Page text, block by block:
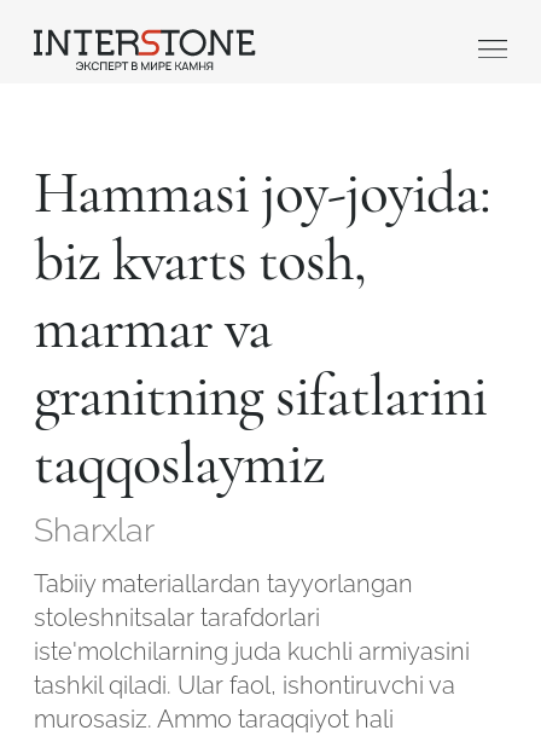
Hammasi joy-joyida:
biz kvarts tosh,
marmar va
granitning sifatlarini
taqqoslaymiz
Sharxlar
Tabiiy materiallardan tayyorlangan
stoleshnitsalar tarafdorlari
iste'molchilarning juda kuchli armiyasini
tashkil qiladi. Ular faol, ishontiruvchi va
murosasiz. Ammo taraqqiyot hali
Qaysi sohada faoliyat yuritasiz?
Toshga ishlov
beruvch
Dizayner